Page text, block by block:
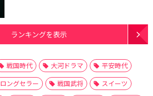
ランキングを表示
戦国時代 大河ドラマ
平安時代
ロングセラー 戦国武将
スイーツ